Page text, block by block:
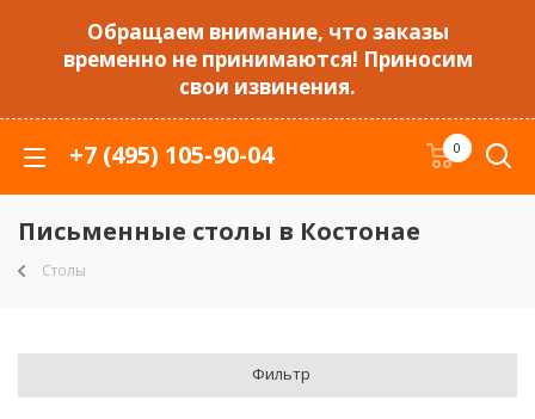
Обращаем внимание, что заказы
временно не принимаются! Приносим
свои извинения.
+7 (495) 105-90-04 0
Письменные столы в Костонае
Столы
Фильтр